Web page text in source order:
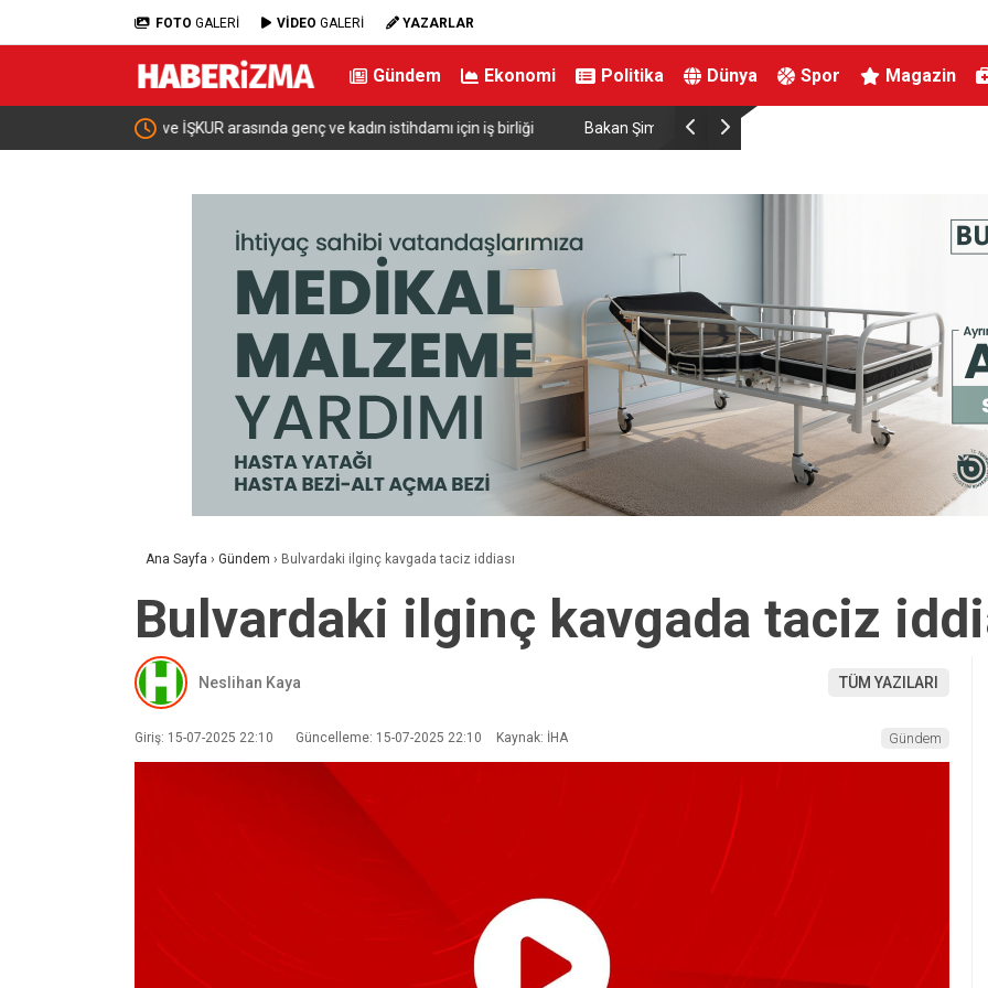
FOTO GALERİ VİDEO GALERİ YAZARLAR
Gündem Ekonomi Politika Dünya Spor Magazin
Bakan Şimşek: “Batman’da muazzam bir hizmet fırtınası var” Resul Dindar ve Ümit Yaşar, Kastamonu’da
Ana Sayfa › Gündem › Bulvardaki ilginç kavgada taciz iddiası
Bulvardaki ilginç kavgada taciz
Neslihan Kaya TÜM YAZILARI
Giriş: 15-07-2025 22:10 Güncelleme: 15-07-2025 22:10 Kaynak: İHA Gündem